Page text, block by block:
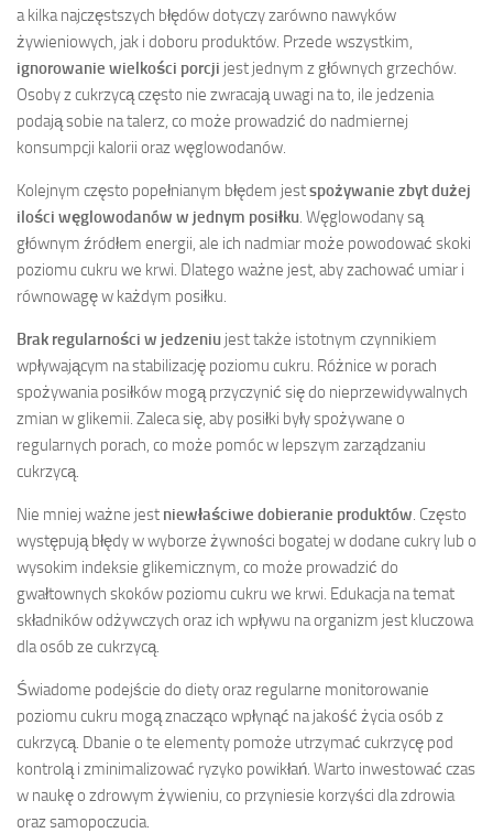
a kilka najczęstszych błędów dotyczy zarówno nawyków
żywieniowych, jak i doboru produktów. Przede wszystkim,
ignorowanie wielkości porcji jest jednym z głównych grzechów.
Osoby z cukrzycą często nie zwracają uwagi na to, ile jedzenia
podają sobie na talerz, co może prowadzić do nadmiernej
konsumpcji kalorii oraz węglowodanów.
Kolejnym często popełnianym błędem jestspożywanie zbyt dużej
ilości węglowodanów w jednym posiłku. Węglowodany są
głównym źródłem energii, ale ich nadmiar może powodować skoki
poziomu cukru we krwi. Dlatego ważne jest, aby zachować umiar i
równowagę w każdym posiłku.
Brak regularności w jedzeniu jest także istotnym czynnikiem
wpływającym na stabilizację poziomu cukru. Różnice w porach
spożywania posiłków mogą przyczynić się do nieprzewidywalnych
zmian w glikemii. Zaleca się, aby posiłki były spożywane o
regularnych porach, co może pomóc w lepszym zarządzaniu
cukrzycą.
Nie mniej ważne jest niewłaściwe dobieranie produktów. Często
występują błędy w wyborze żywności bogatej w dodane cukry lub o
wysokim indeksie glikemicznym, co może prowadzić do
gwałtownych skoków poziomu cukru we krwi. Edukacja na temat
składników odżywczych oraz ich wpływu na organizm jest kluczowa
dla osób ze cukrzycą.
Świadome podejście do diety oraz regularne monitorowanie
poziomu cukru mogą znacząco wpłynąć na jakość życia osób z
cukrzycą. Dbanie o te elementy pomoże utrzymać cukrzycę pod
kontrolą i zminimalizować ryzyko powikłań. Warto inwestować czas
w naukę o zdrowym żywieniu, co przyniesie korzyści dla zdrowia
oraz samopoczucia.